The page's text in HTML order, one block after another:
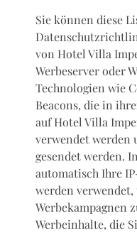
Sie können diese
von Hotel Villa
Werbeserver oder
Technologien wie
Beacons, die in
auf Hotel Villa
verwendet werden
gesendet werden.
automatisch Ihre
werden
Werbekampagnen
Werbeinhalte, die